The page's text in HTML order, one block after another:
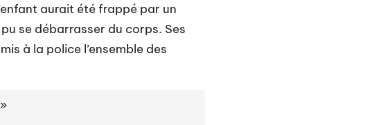
aurait été frappé par un
se débarrasser du corps. Ses
à la police l’ensemble des